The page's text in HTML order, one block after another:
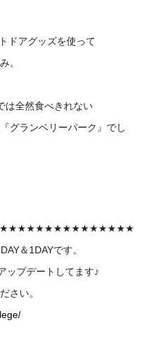
ドアグッズを使って
。
は全然食べきれない
グランベリーパーク』でし
＆1DAYです。
ップデートしてます♪
さい。